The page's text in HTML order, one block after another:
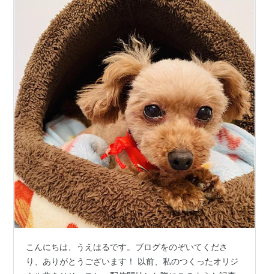
こんにちは、うえはるです。ブログをのぞいてくださ
り、ありがとうございます！ 以前、私のつくったオリジ